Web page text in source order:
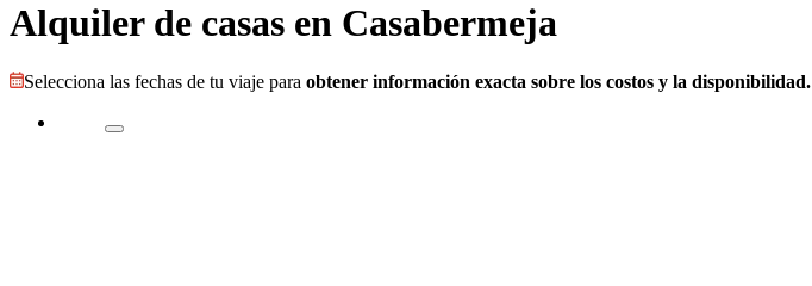
Alquiler de casas en Casabermeja
Selecciona las fechas de tu viaje para obtener información exacta sobre los costos y la disponibilidad.